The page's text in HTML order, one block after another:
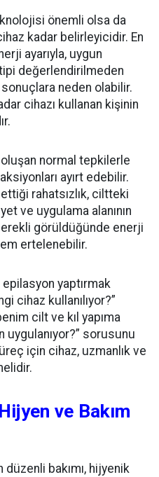
önemli olsa da
kadar belirleyicidir. En
ayarıyla, uygun
değerlendirilmeden
sonuçlara neden olabilir.
cihazı kullanan kişinin
oluşan normal tepkilerle
ayırt edebilir.
rahatsızlık, ciltteki
ve uygulama alanının
görüldüğünde enerji
ertelenebilir.
epilasyon yaptırmak
cihaz kullanılıyor?”
cilt ve kıl yapıma
uygulanıyor?” sorusunu
için cihaz, uzmanlık ve
ve Bakım
düzenli bakımı, hijyenik